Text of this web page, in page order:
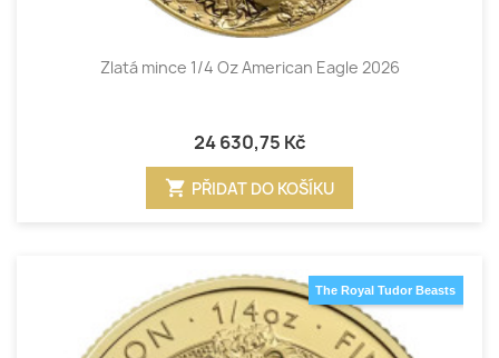
Zlatá mince 1/4 Oz American Eagle 2026
24 630,75 Kč
shopping_cart PŘIDAT DO KOŠÍKU
The Royal Tudor Beasts